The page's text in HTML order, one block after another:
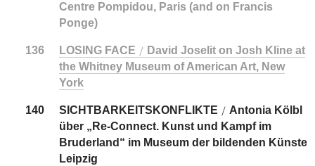
Centre Pompidou, Paris (and on Francis
Ponge)
136 LOSING FACE / David Joselit on Josh Kline at
the Whitney Museum of American Art, New
York
140 SICHTBARKEITSKONFLIKTE / Antonia Kölbl
über „Re-Connect. Kunst und Kampf im
Bruderland“ im Museum der bildenden Künste
Leipzig